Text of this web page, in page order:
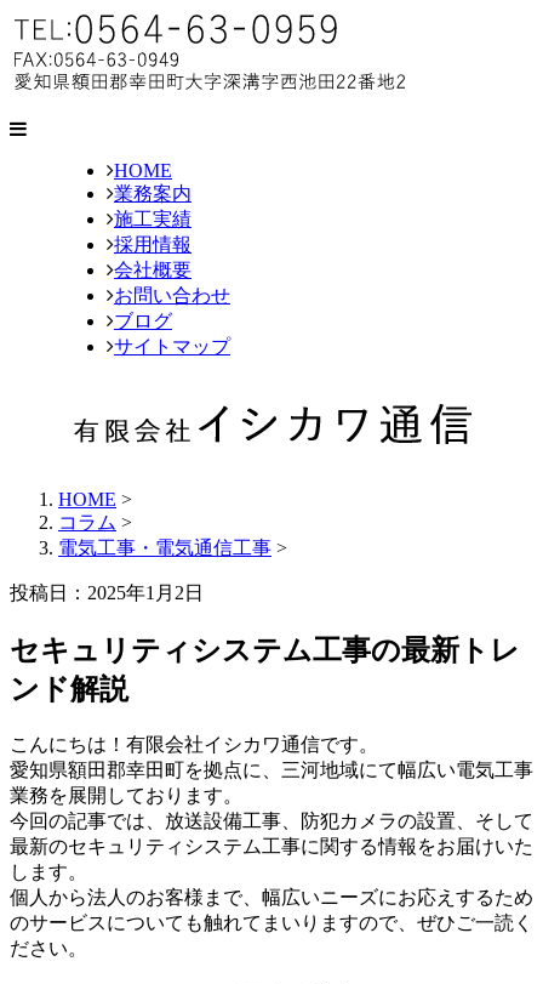
HOME
業務案内
施工実績
採用情報
会社概要
お問い合わせ
ブログ
サイトマップ
HOME >
コラム >
電気工事・電気通信工事 >
投稿日：2025年1月2日
セキュリティシステム工事の最新トレ
ンド解説
こんにちは！有限会社イシカワ通信です。
愛知県額田郡幸田町を拠点に、三河地域にて幅広い電気工事
業務を展開しております。
今回の記事では、放送設備工事、防犯カメラの設置、そして
最新のセキュリティシステム工事に関する情報をお届けいた
します。
個人から法人のお客様まで、幅広いニーズにお応えするため
のサービスについても触れてまいりますので、ぜひご一読く
ださい。